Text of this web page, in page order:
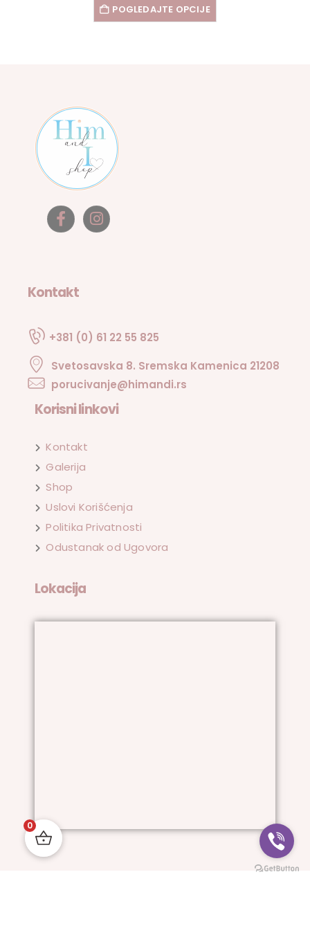
POGLEDAJTE OPCIJE
Kontakt
+381 (0) 61 22 55 825
Svetosavska 8. Sremska Kamenica 21208
porucivanje@himandi.rs
Korisni linkovi
Kontakt
Galerija
Shop
Uslovi Korišćenja
Politika Privatnosti
Odustanak od Ugovora
Lokacija
0